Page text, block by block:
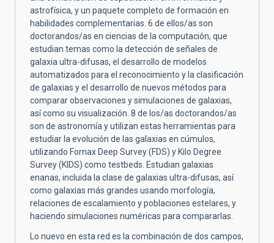
astrofísica, y un paquete completo de formación en
habilidades complementarias. 6 de ellos/as son
doctorandos/as en ciencias de la computación, que
estudian temas como la detección de señales de
galaxia ultra-difusas, el desarrollo de modelos
automatizados para el reconocimiento y la clasificación
de galaxias y el desarrollo de nuevos métodos para
comparar observaciones y simulaciones de galaxias,
así como su visualización. 8 de los/as doctorandos/as
son de astronomía y utilizan estas herramientas para
estudiar la evolución de las galaxias en cúmulos,
utilizando Fornax Deep Survey (FDS) y Kilo Degree
Survey (KIDS) como testbeds. Estudian galaxias
enanas, incluida la clase de galaxias ultra-difusas, así
como galaxias más grandes usando morfología,
relaciones de escalamiento y poblaciones estelares, y
haciendo simulaciones numéricas para compararlas.
Lo nuevo en esta red es la combinación de dos campos,